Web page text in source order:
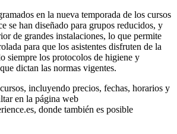
en la nueva temporada de los cursos
se han diseñado para grupos reducidos, y
de grandes instalaciones, lo que permite
para que los asistentes disfruten de la
siempre los protocolos de higiene y
dictan las normas vigentes.
incluyendo precios, fechas, horarios y
en la página web
donde también es posible